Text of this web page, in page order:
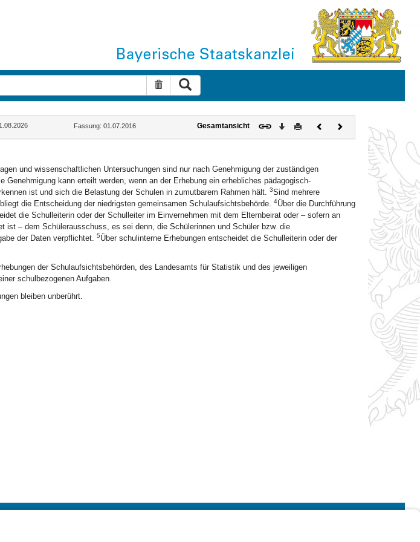
Suche zurücksetzen
Fassung: 01.07.2016 Gesamtansicht Download
DruckenVorherigesNächstes
Dokument
und wissenschaftlichen Untersuchungen sind nur nach Genehmigung der zuständigen
Genehmigung kann erteilt werden, wenn an der Erhebung ein erhebliches pädagogisch-
ist und sich die Belastung der Schulen in zumutbarem Rahmen hält. 3Sind mehrere
die Entscheidung der niedrigsten gemeinsamen Schulaufsichtsbehörde. 4Über die Durchführung
die Schulleiterin oder der Schulleiter im Einvernehmen mit dem Elternbeirat oder – sofern an
ist – dem Schülerausschuss, es sei denn, die Schülerinnen und Schüler bzw. die
der Daten verpflichtet. 5Über schulinterne Erhebungen entscheidet die Schulleiterin oder der
der Schulaufsichtsbehörden, des Landesamts für Statistik und des jeweiligen
schulbezogenen Aufgaben.
bleiben unberührt.